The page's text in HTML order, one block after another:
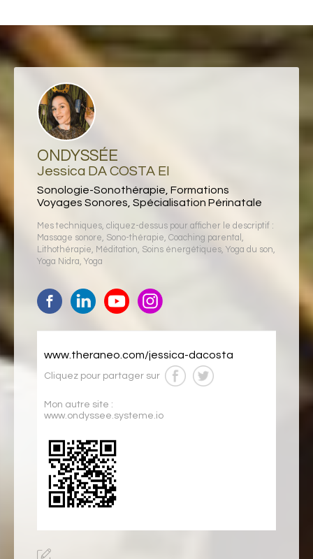
ONDYSSÉE
Jessica DA COSTA EI
Sonologie-Sonothérapie, Formations
Voyages Sonores, Spécialisation Périnatale
Mes techniques, cliquez-dessus pour afficher le descriptif :
Massage sonore, Sono-thérapie, Coaching parental ,
Lithothérapie, Méditation, Soins énergétiques, Yoga du son,
Yoga Nidra, Yoga
www.theraneo.com/jessica-dacosta
Cliquez pour partager sur
Mon autre site :
www.ondyssee.systeme.io